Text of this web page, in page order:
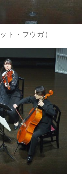
ト・フウガ）